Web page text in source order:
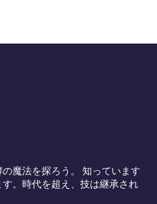
魔法を探ろう。 知っています
。時代を超え、技は継承され